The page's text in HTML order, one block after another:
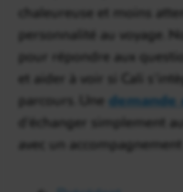
chaleureuse et moins
personnalité au voyage.
pour répondre aux
et aider à voir si Cali
parcours. Une demande
d’échanger simplement
avec un